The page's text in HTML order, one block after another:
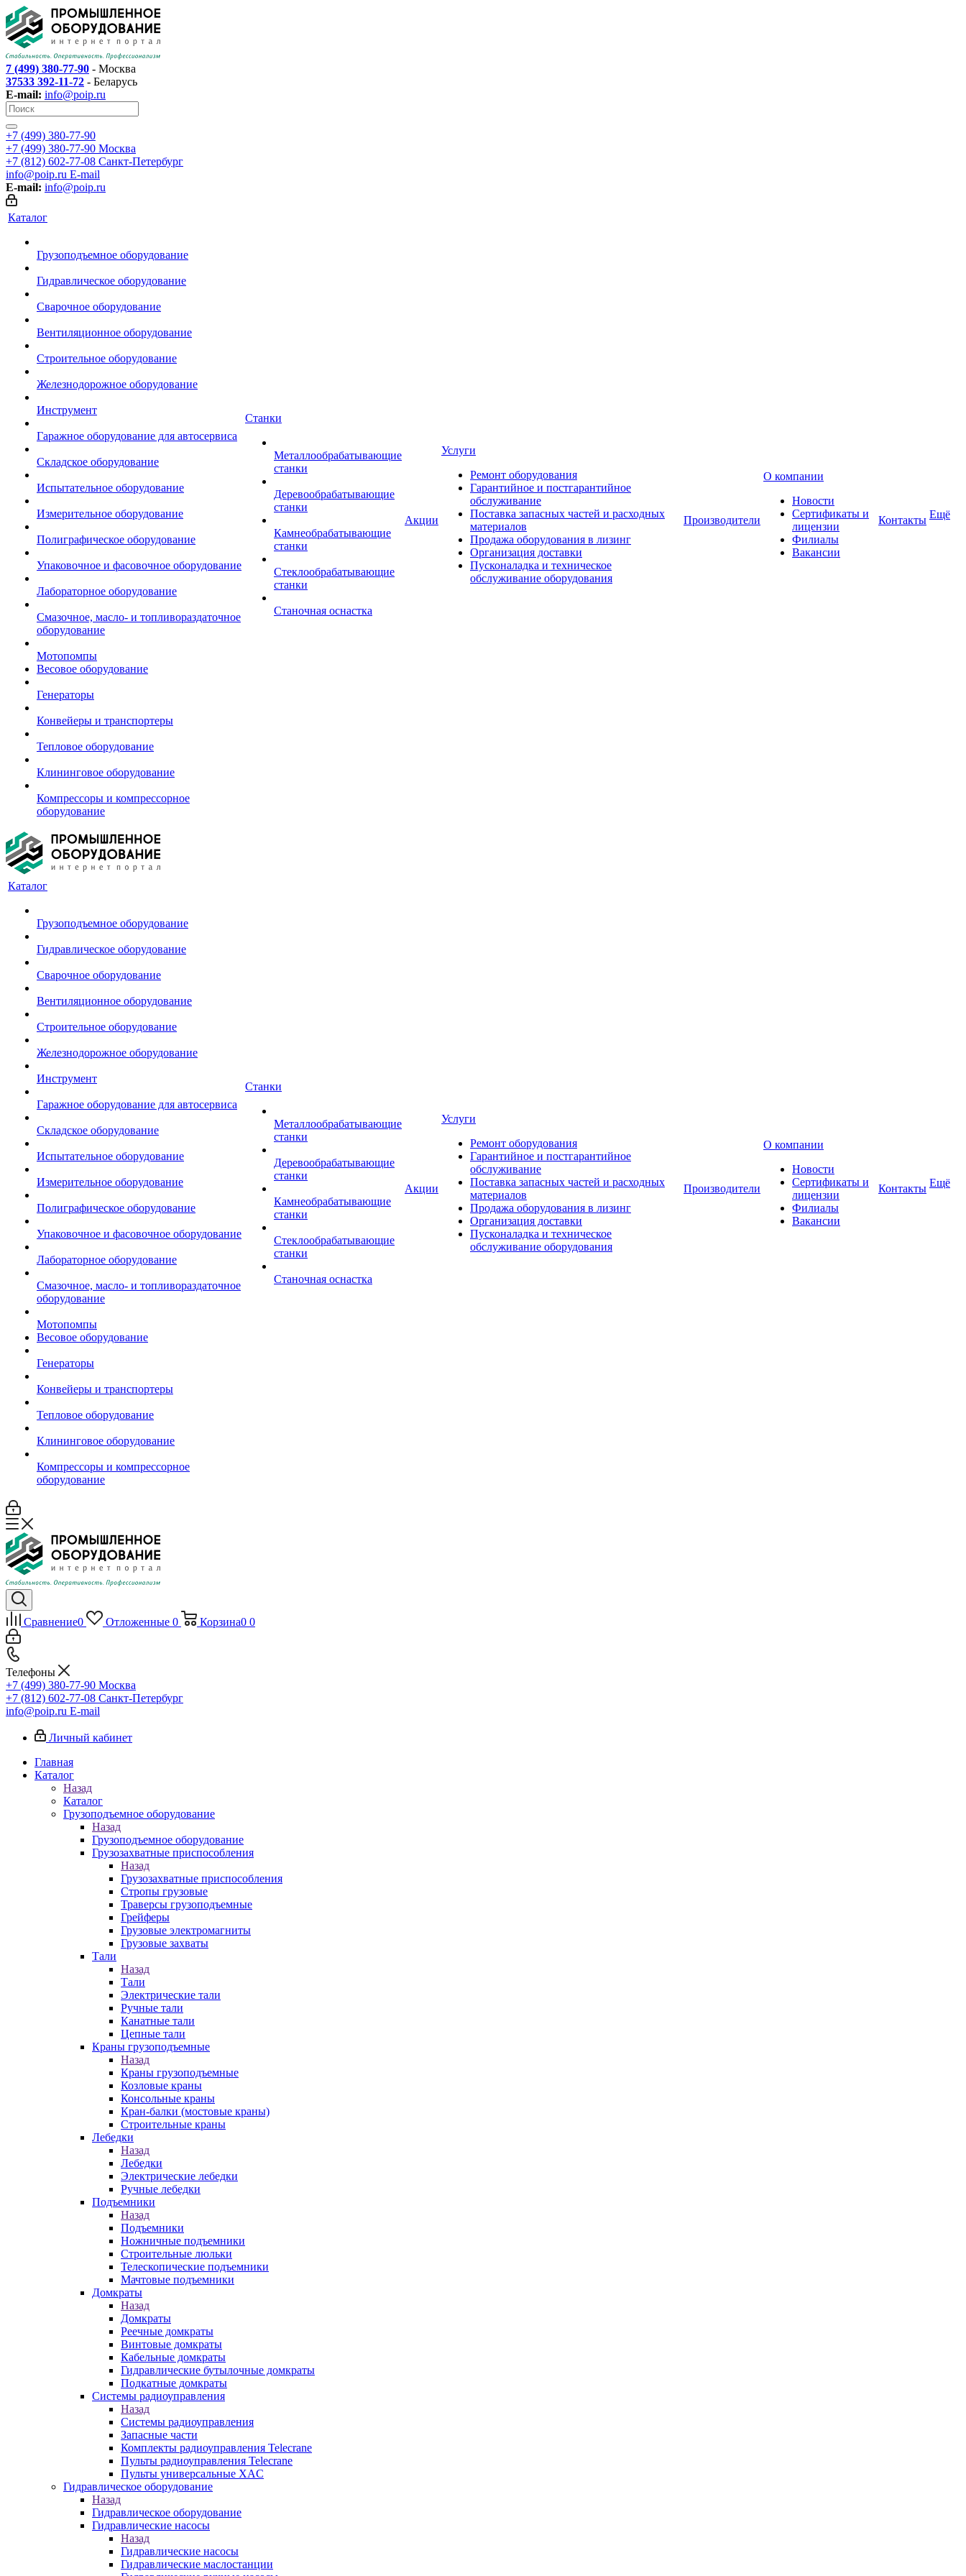
7 (499) 380-77-90 - Москва
37533 392-11-72 - Беларусь
E-mail: info@poip.ru
+7 (499) 380-77-90
+7 (499) 380-77-90 Москва
+7 (812) 602-77-08 Санкт-Петербург
info@poip.ru E-mail
E-mail: info@poip.ru
Каталог
Грузоподъемное оборудование
Гидравлическое оборудование
Сварочное оборудование
Вентиляционное оборудование
Строительное оборудование
Железнодорожное оборудование
Инструмент
Гаражное оборудование для автосервиса
Складское оборудование
Испытательное оборудование
Измерительное оборудование
Полиграфическое оборудование
Упаковочное и фасовочное оборудование
Лабораторное оборудование
Смазочное, масло- и топливораздаточное
оборудование
Мотопомпы
Весовое оборудование
Генераторы
Конвейеры и транспортеры
Тепловое оборудование
Клининговое оборудование
Компрессоры и компрессорное
оборудование
Станки
Металлообрабатывающие
станки
Деревообрабатывающие
станки
Камнеобрабатывающие
станки
Стеклообрабатывающие
станки
Станочная оснастка
Акции
Услуги
Ремонт оборудования
Гарантийное и постгарантийное
обслуживание
Поставка запасных частей и расходных
материалов
Продажа оборудования в лизинг
Организация доставки
Пусконаладка и техническое
обслуживание оборудования
Производители
О компании
Новости
Сертификаты и
лицензии
Филиалы
Вакансии
Контакты Ещё
Каталог
Грузоподъемное оборудование
Гидравлическое оборудование
Сварочное оборудование
Вентиляционное оборудование
Строительное оборудование
Железнодорожное оборудование
Инструмент
Гаражное оборудование для автосервиса
Складское оборудование
Испытательное оборудование
Измерительное оборудование
Полиграфическое оборудование
Упаковочное и фасовочное оборудование
Лабораторное оборудование
Смазочное, масло- и топливораздаточное
оборудование
Мотопомпы
Весовое оборудование
Генераторы
Конвейеры и транспортеры
Тепловое оборудование
Клининговое оборудование
Компрессоры и компрессорное
оборудование
Станки
Металлообрабатывающие
станки
Деревообрабатывающие
станки
Камнеобрабатывающие
станки
Стеклообрабатывающие
станки
Станочная оснастка
Акции
Услуги
Ремонт оборудования
Гарантийное и постгарантийное
обслуживание
Поставка запасных частей и расходных
материалов
Продажа оборудования в лизинг
Организация доставки
Пусконаладка и техническое
обслуживание оборудования
Производители
О компании
Новости
Сертификаты и
лицензии
Филиалы
Вакансии
Контакты Ещё
Сравнение0 Отложенные 0 Корзина0 0
Телефоны
+7 (499) 380-77-90 Москва
+7 (812) 602-77-08 Санкт-Петербург
info@poip.ru E-mail
Личный кабинет
Главная
Каталог
Назад
Каталог
Грузоподъемное оборудование
Назад
Грузоподъемное оборудование
Грузозахватные приспособления
Назад
Грузозахватные приспособления
Стропы грузовые
Траверсы грузоподъемные
Грейферы
Грузовые электромагниты
Грузовые захваты
Тали
Назад
Тали
Электрические тали
Ручные тали
Канатные тали
Цепные тали
Краны грузоподъемные
Назад
Краны грузоподъемные
Козловые краны
Консольные краны
Кран-балки (мостовые краны)
Строительные краны
Лебедки
Назад
Лебедки
Электрические лебедки
Ручные лебедки
Подъемники
Назад
Подъемники
Ножничные подъемники
Строительные люльки
Телескопические подъемники
Мачтовые подъемники
Домкраты
Назад
Домкраты
Реечные домкраты
Винтовые домкраты
Кабельные домкраты
Гидравлические бутылочные домкраты
Подкатные домкраты
Системы радиоуправления
Назад
Системы радиоуправления
Запасные части
Комплекты радиоуправления Telecrane
Пульты радиоуправления Telecrane
Пульты универсальные XAC
Гидравлическое оборудование
Назад
Гидравлическое оборудование
Гидравлические насосы
Назад
Гидравлические насосы
Гидравлические маслостанции